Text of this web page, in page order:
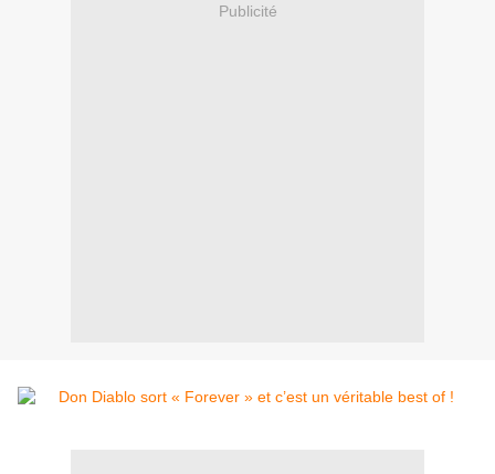
Publicité